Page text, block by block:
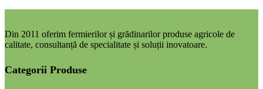
Din 2011 oferim fermierilor și grădinarilor produse agricole de
calitate, consultanță de specialitate și soluții inovatoare.
Categorii Produse